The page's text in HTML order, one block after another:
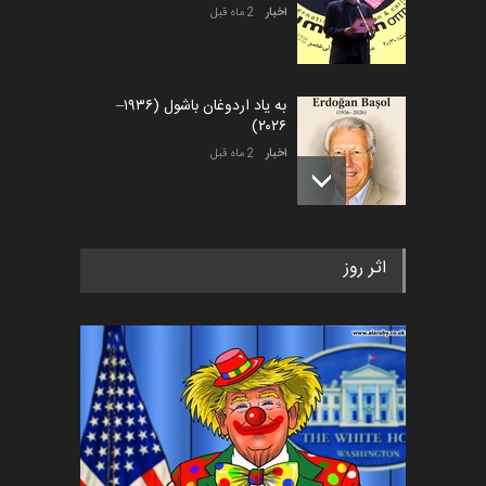
اخبار 2 ماه قبل
به یاد اردوغان باشول (۱۹۳۶–
۲۰۲۶)
اخبار 2 ماه قبل
رویداد کارگاهی کارتون و پوستر
اخبار 5 ماه قبل
فراخوان رویداد کارگاهی کارتون و
پوستر "ایران سربل…
اخبار 6 ماه قبل
اثر روز